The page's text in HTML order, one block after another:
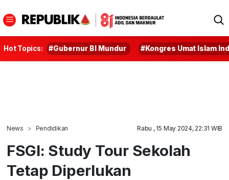
Hot Topics: #Gubernur BI Mundur #Kongres Umat Islam
News Pendidikan Rabu , 15 May 2024, 22:31 WIB
FSGI: Study Tour Sekolah
Tetap Diperlukan